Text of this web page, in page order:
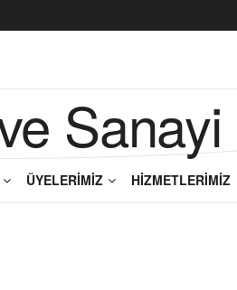
ÜYELERİMİZ HİZMETLERİMİZ